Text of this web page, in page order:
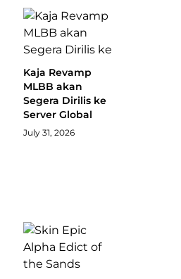
Kaja Revamp
MLBB akan
Segera Dirilis ke
Server Global
July 31, 2026